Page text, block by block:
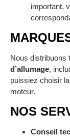
important,
Nous distribuons
d’allumage,
puissiez choisir
moteur.
NOS
Conseil